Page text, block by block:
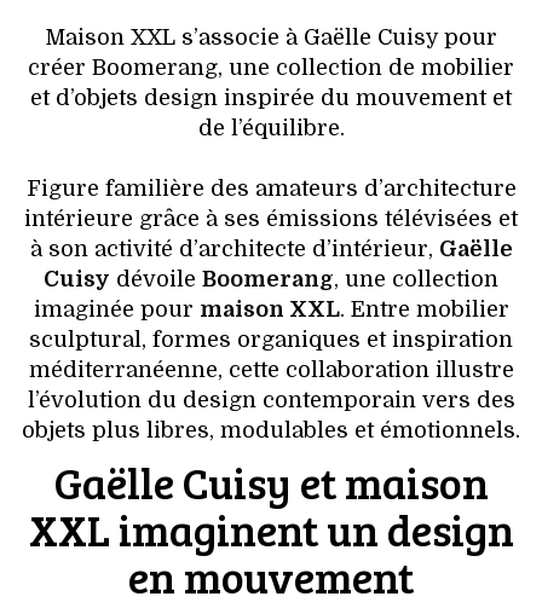
JEUNES CRÉATEURS
HISTOIRE DES MARQUES
DÉCO
VOYAGES & LOISIRS
Maison XXL s’associe à Gaëlle Cuisy pour
créer Boomerang, une collection de mobilier
et d’objets design inspirée du mouvement et
de l’équilibre.
Figure familière des amateurs d’architecture
intérieure grâce à ses émissions télévisées et
à son activité d’architecte d’intérieur, Gaëlle
Cuisy dévoile Boomerang, une collection
imaginée pour maison XXL. Entre mobilier
sculptural, formes organiques et inspiration
méditerranéenne, cette collaboration illustre
l’évolution du design contemporain vers des
objets plus libres, modulables et émotionnels.
Gaëlle Cuisy et maison
XXL imaginent un design
en mouvement